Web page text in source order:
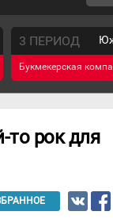
3 ПЕРИОД
Букмекерская
то рок для